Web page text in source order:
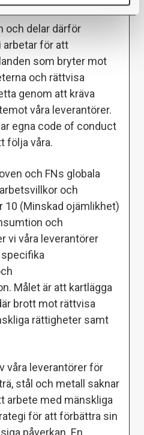
och delar därför
arbetar för att
som bryter mot
och rättvisa
genom att kräva
våra leverantörer.
egna code of conduct
följa våra.
och FNs globala
och
10 (Minskad ojämlikhet)
och
vi våra leverantörer
Målet är att kartlägga
brott mot rättvisa
rättigheter samt
våra leverantörer för
stål och metall saknar
arbete med mänskliga
för att förbättra sin
påverkan. En